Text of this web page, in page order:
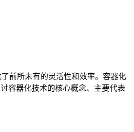
前所未有的灵活性和效率。容器化
容器化技术的核心概念、主要代表